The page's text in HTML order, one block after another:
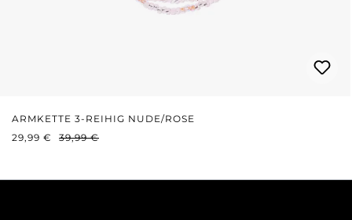
ARMKETTE 3-REIHIG NUDE/ROSE
VERKAUFSPREIS:
29,99 € REGULÄRER PREIS:
39,99 €